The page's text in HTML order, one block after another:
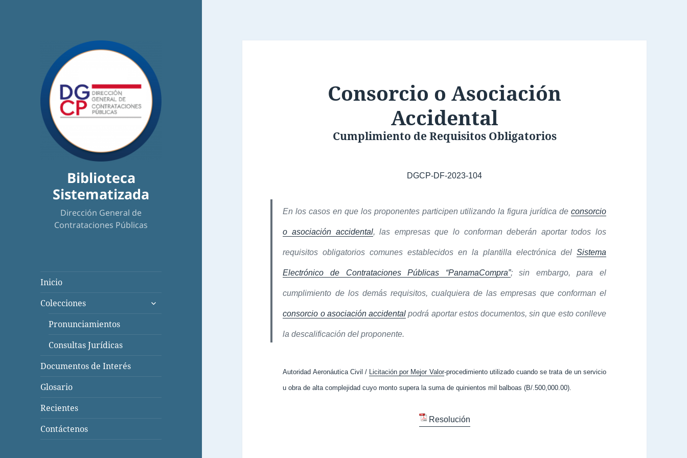
Biblioteca
Sistematizada
Dirección General de
Contrataciones Públicas
Inicio
Colecciones
expande
Pronunciamientos
Consultas Jurídicas
Documentos de Interés
Glosario
Recientes
Contáctenos
Consorcio o Asociación
Accidental
Cumplimiento de Requisitos Obligatorios
DGCP-DF-2023-104
En los casos en que los proponentes participen utilizando la figura jurídica de consorcio
o asociación accidental, las empresas que lo conforman deberán aportar todos los
requisitos obligatorios comunes establecidos en la plantilla electrónica del Sistema
Electrónico de Contrataciones Públicas “PanamaCompra”; sin embargo, para el
cumplimiento de los demás requisitos, cualquiera de las empresas que conforman el
consorcio o asociación accidental podrá aportar estos documentos, sin que esto conlleve
la descalificación del proponente.
Autoridad Aeronáutica Civil / Licitación por Mejor Valor-procedimiento utilizado cuando se trata de un servicio
u obra de alta complejidad cuyo monto supera la suma de quinientos mil balboas (B/.500,000.00).
Resolución